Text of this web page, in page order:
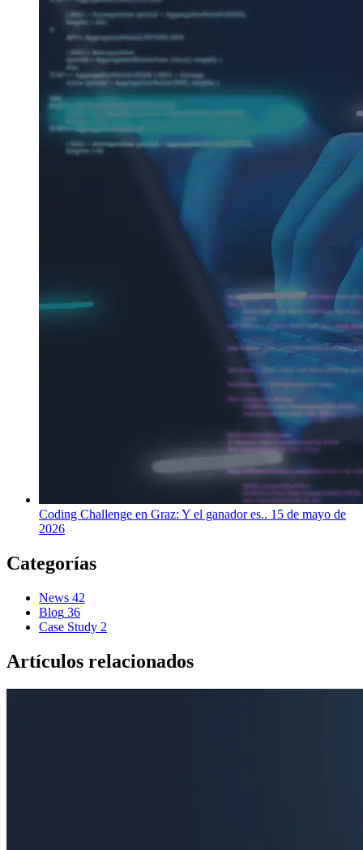
Coding Challenge en Graz: Y el ganador es.. 15 de mayo de
2026
Categorías
News 42
Blog 36
Case Study 2
Artículos relacionados